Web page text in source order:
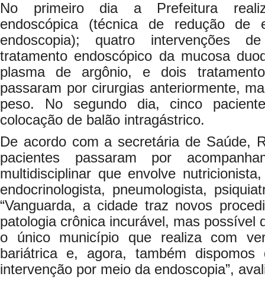
No primeiro dia a Prefeitura
endoscópica (técnica de redução de
endoscopia); quatro intervenções
tratamento endoscópico da mucosa
plasma de argônio, e dois
passaram por cirurgias anteriormente,
peso. No segundo dia, cinco
colocação de balão intragástrico.
De acordo com a secretária de Saúde,
pacientes passaram por
multidisciplinar que envolve
endocrinologista, pneumologista,
“Vanguarda, a cidade traz novos
patologia crônica incurável, mas possível
o único município que realiza com
bariátrica e, agora, também
intervenção por meio da endoscopia”,